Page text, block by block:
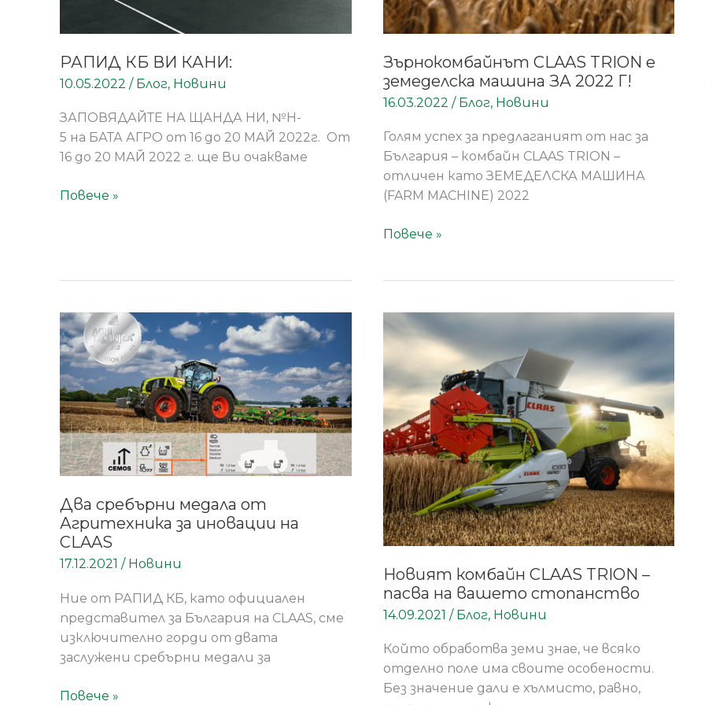
РАПИД КБ ВИ КАНИ:
10.05.2022 / Блог, Новини
ЗАПОВЯДАЙТЕ НА ЩАНДА НИ, №H-
5 на БАТА АГРО от 16 до 20 МАЙ 2022г. От
16 до 20 МАЙ 2022 г. ще Ви очакваме
Повече »
Зърнокомбайнът CLAAS TRION е
земеделска машина ЗА 2022 Г!
16.03.2022 / Блог, Новини
Голям успех за предлаганият от нас за
България – комбайн CLAAS TRION –
отличен като ЗЕМЕДЕЛСКА МАШИНА
(FARM MACHINE) 2022
Повече »
Два сребърни медала от
Агритехника за иновации на
CLAAS
17.12.2021 / Новини
Ние от РАПИД КБ, като официален
представител за България на CLAAS, сме
изключително горди от двата
заслужени сребърни медали за
Два
сребърни
медала
от
Агритехника
за
иновации
на
CLAAS
Повече »
Новият комбайн CLAAS TRION –
пасва на вашето стопанство
14.09.2021 / Блог, Новини
Който обработва земи знае, че всяко
отделно поле има своите особености.
Без значение дали е хълмисто, равно,
Новият
комбайн
CLAAS
TRION
пасва
на
вашето
стопанство